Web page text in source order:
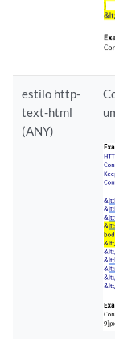
estilo http-
text-html
(ANY)